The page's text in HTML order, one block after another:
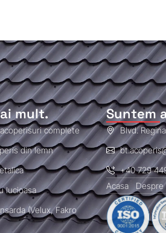
mult.
complete
din lemn
lucioasa
(Velux, Fakro
Suntem
Blvd.
+40 729
Acasa
Despre